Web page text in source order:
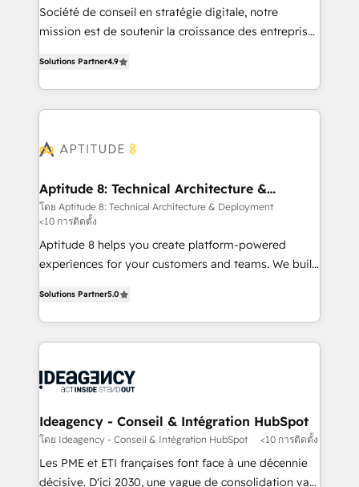
d’entreprise. Grâce à une méthodologie éprouvée
auprès de plus de 400 clients, nous comprenons
HubSpot dans votre organisation. Pour toute
question technique ou besoin de structuration de
votre projet HubSpot, contactez notre équipe pour
Société de conseil en stratégie digitale, notre
mission est de soutenir la croissance des entreprises
l'intégration CRM et le développement des revenus
auprès de vos comptes existants. En France et à
l'international, nous travaillons avec des ETI
delà d’une simple transformation digitale et des
➤ L’intégration de CRM et de méthodologie RevOps
pour aligner les équipes marketing, commerciales et
support client (data migration, synchronisation API,
audit et maintenance) ➤ La création de sites internet
de conversion qui transforment les visiteurs en
stratégies d'acquisition marketing (SEO, SEA,
inbound, automatisation marketing, ABM, IA,
emailing) Informations clés : - 10 ans d'expérience -
experts conseil - 150 certifications HubSpot
Solutions Partner4.9
Aptitude 8: Technical Architecture &
Deployment
โดย Aptitude 8: Technical Architecture & Deployment
<10 การติดตั้ง
Aptitude 8 helps you create platform-powered
experiences for your customers and teams. We build
across your entire tech stack. Aptitude 8 is trusted
by top brands such as Lenovo, Bluetooth,
International Sports Sciences Association, SXSW,
Randstad, Uber Freight, and HubSpot itself. We have
partner and expertise across operational strategy,
business-first process building, system integration,
custom development, and extensibility. When you
work with Aptitude 8, you get a team – not an
Solutions Partner5.0
Ideagency - Conseil & Intégration HubSpot
โดย Ideagency - Conseil & Intégration HubSpot <10 การติดตั้ง
Les PME et ETI françaises font face à une décennie
décisive. D'ici 2030, une vague de consolidation va